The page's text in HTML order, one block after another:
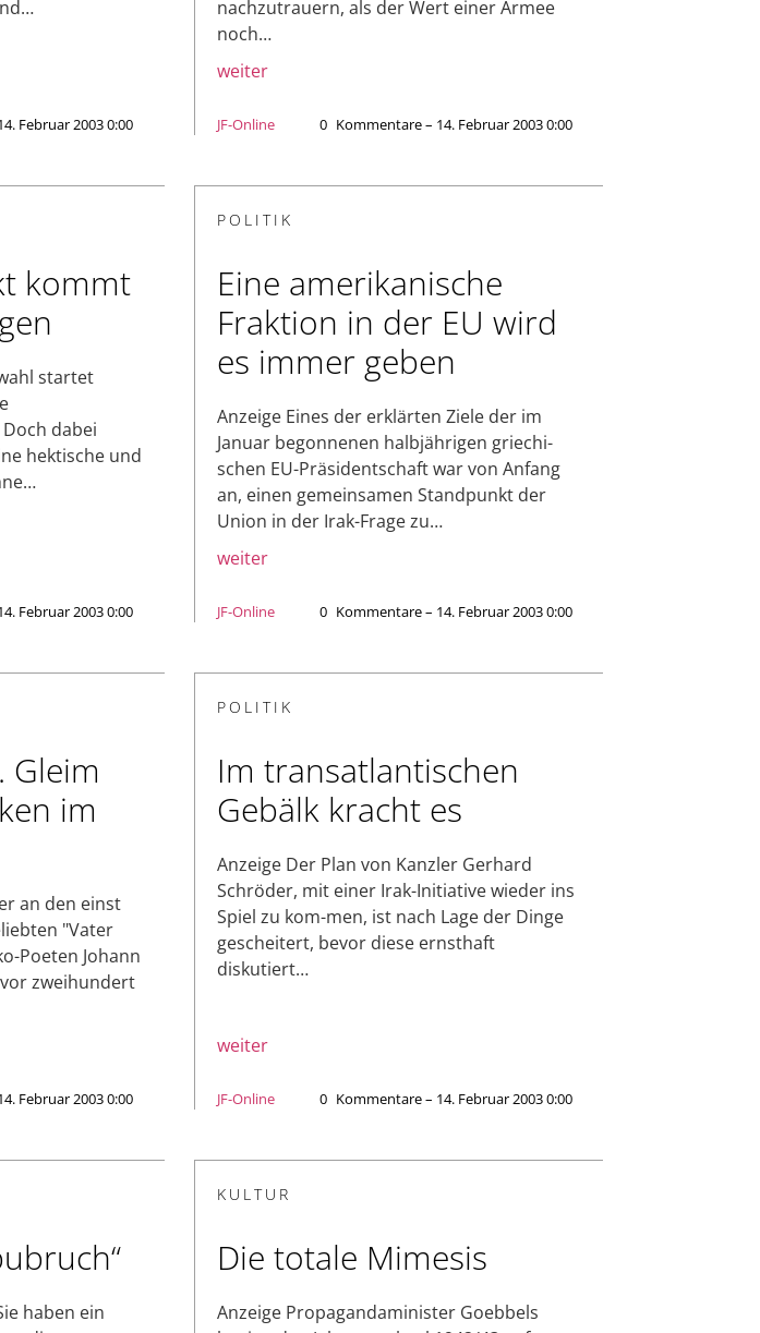
Februar 2003 0:00
nachzutrauern, als der Wert einer Armee
noch…
weiter
JF-Online 0 Kommentare – 14. Februar 2003 0:00
kommt
startet
dabei
hektische und
Februar 2003 0:00
POLITIK
Eine amerikanische
Fraktion in der EU wird
es immer geben
Anzeige Eines der erklärten Ziele der im
Januar begonnenen halbjährigen griechi-
schen EU-Präsidentschaft war von Anfang
an, einen gemeinsamen Standpunkt der
Union in der Irak-Frage zu…
weiter
JF-Online 0 Kommentare – 14. Februar 2003 0:00
Gleim
im
an den einst
"Vater
Poeten Johann
zweihundert
Februar 2003 0:00
POLITIK
Im transatlantischen
Gebälk kracht es
Anzeige Der Plan von Kanzler Gerhard
Schröder, mit einer Irak-Initiative wieder ins
Spiel zu kom-men, ist nach Lage der Dinge
gescheitert, bevor diese ernsthaft
diskutiert…
weiter
JF-Online 0 Kommentare – 14. Februar 2003 0:00
haben ein
KULTUR
Die totale Mimesis
Anzeige Propagandaminister Goebbels